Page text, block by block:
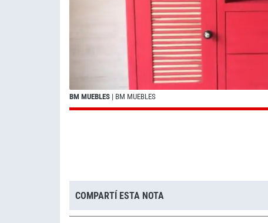
BM MUEBLES | BM MUEBLES
COMPARTÍ ESTA NOTA